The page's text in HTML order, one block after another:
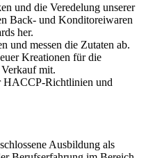
und die Veredelung unserer
Back- und Konditoreiwaren
her.
und messen die Zutaten ab.
Kreationen für die
mit.
HACCP-Richtlinien und
Ausbildung als